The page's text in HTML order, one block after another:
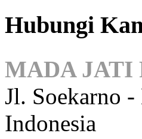
Hubungi
MADA JATI
Jl. Soekarno
Indonesia